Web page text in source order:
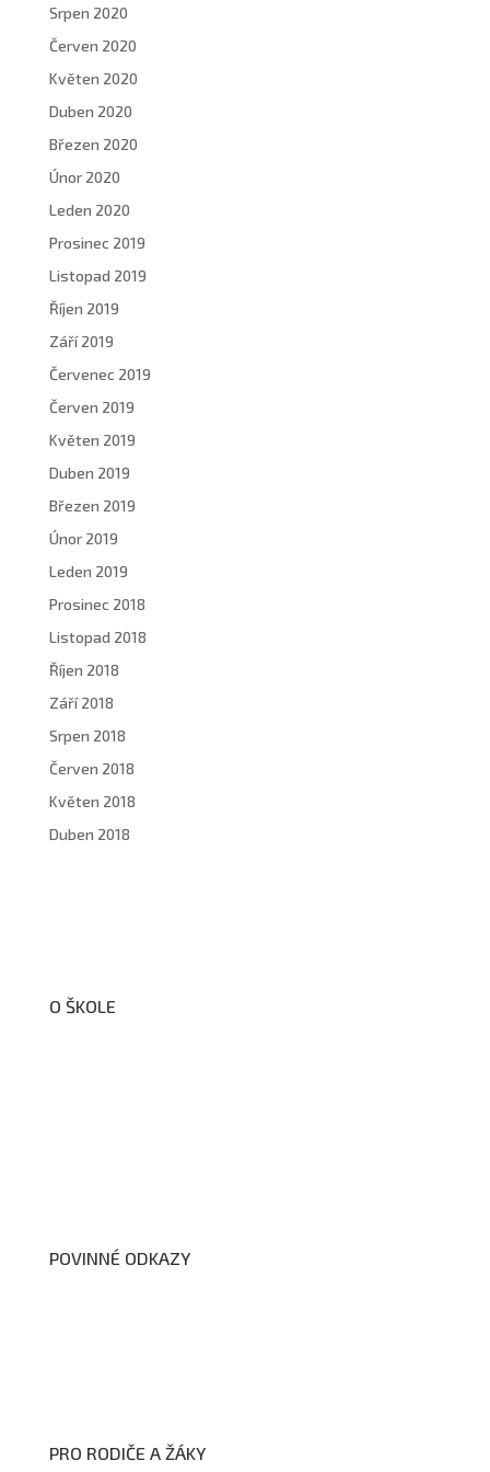
Srpen 2020
Červen 2020
Květen 2020
Duben 2020
Březen 2020
Únor 2020
Leden 2020
Prosinec 2019
Listopad 2019
Říjen 2019
Září 2019
Červenec 2019
Červen 2019
Květen 2019
Duben 2019
Březen 2019
Únor 2019
Leden 2019
Prosinec 2018
Listopad 2018
Říjen 2018
Září 2018
Srpen 2018
Červen 2018
Květen 2018
Duben 2018
O ŠKOLE
POVINNÉ ODKAZY
PRO RODIČE A ŽÁKY